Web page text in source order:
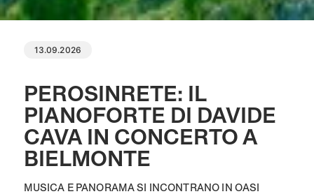
13.09.2026
PEROSINRETE: IL
PIANOFORTE DI DAVIDE
CAVA IN CONCERTO A
BIELMONTE
MUSICA E PANORAMA SI INCONTRANO IN OASI